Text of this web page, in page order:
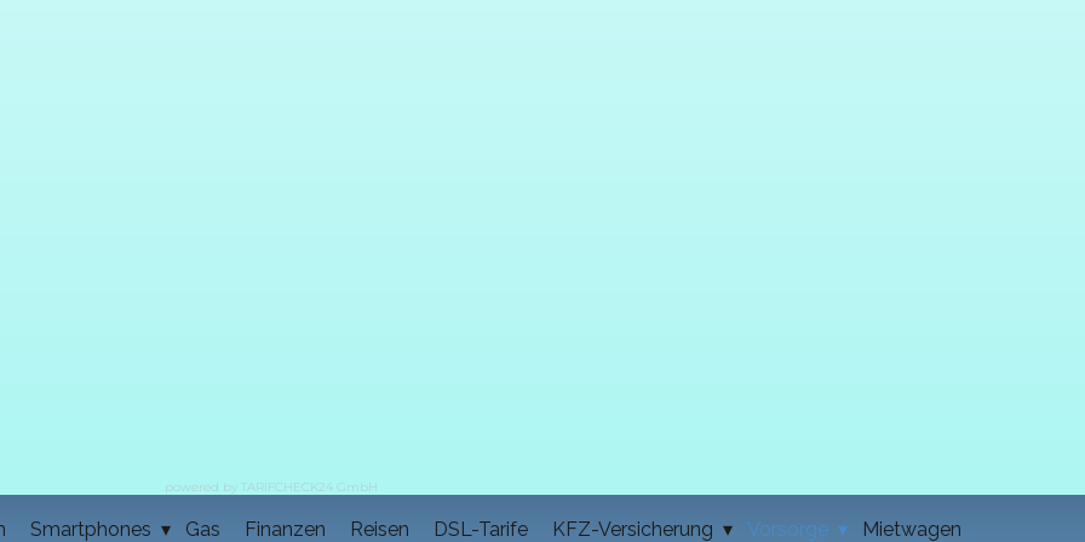
powered by TARIFCHECK24 GmbH
Smartphones Gas Finanzen Reisen DSL-Tarife KFZ-Versicherung Vorsorge Mietwagen